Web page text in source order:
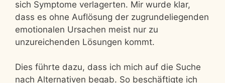
sich Symptome verlagerten. Mir wurde klar,
dass es ohne Auflösung der zugrundeliegenden
emotionalen Ursachen meist nur zu
unzureichenden Lösungen kommt.
Dies führte dazu, dass ich mich auf die Suche
nach Alternativen begab. So beschäftigte ich